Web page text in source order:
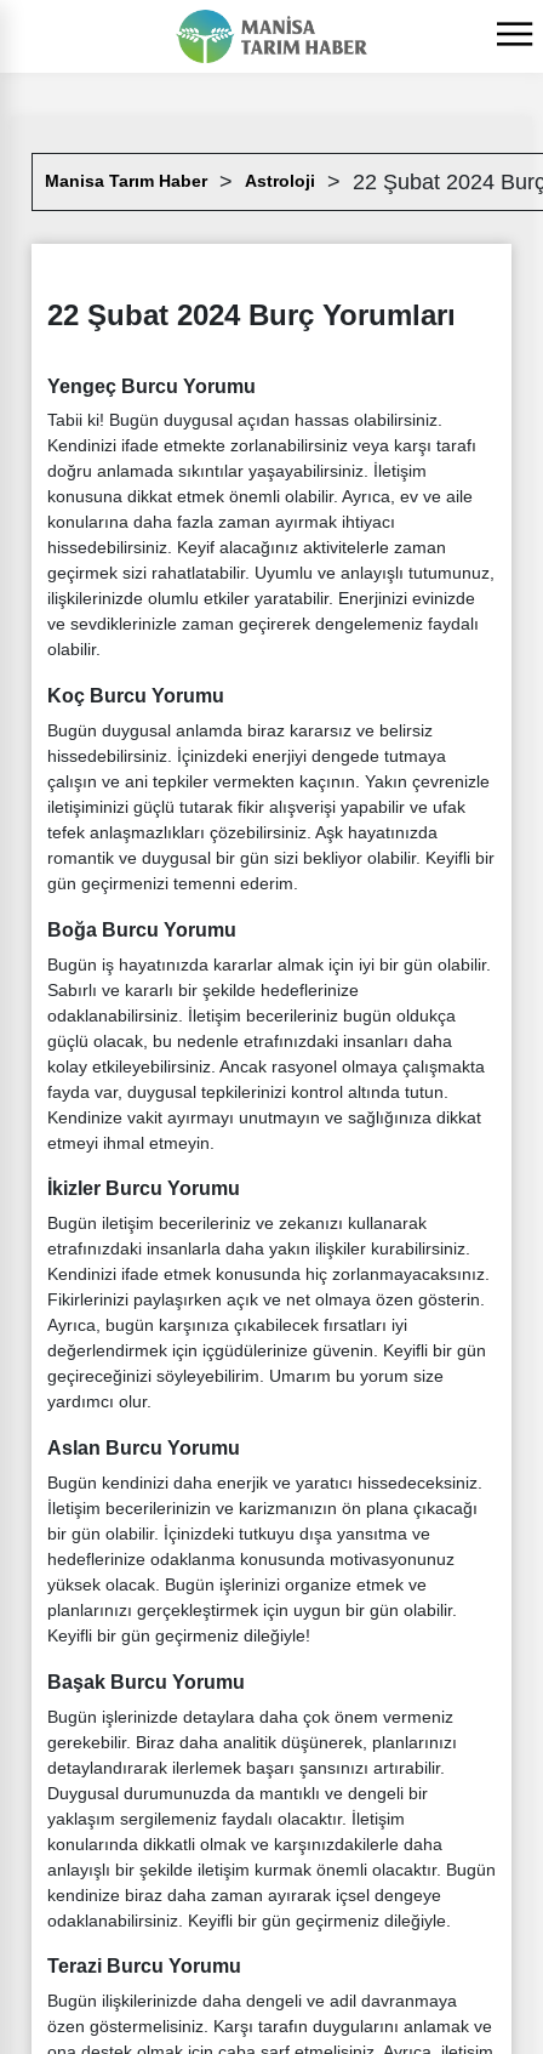
Manisa Tarım Haber Astroloji 22 Şubat 2024
22 Şubat 2024 Burç Yorumları
Yengeç Burcu Yorumu
Tabii ki! Bugün duygusal açıdan hassas olabilirsiniz.
Kendinizi ifade etmekte zorlanabilirsiniz veya karşı tarafı
doğru anlamada sıkıntılar yaşayabilirsiniz. İletişim
konusuna dikkat etmek önemli olabilir. Ayrıca, ev ve aile
konularına daha fazla zaman ayırmak ihtiyacı
hissedebilirsiniz. Keyif alacağınız aktivitelerle zaman
geçirmek sizi rahatlatabilir. Uyumlu ve anlayışlı tutumunuz,
ilişkilerinizde olumlu etkiler yaratabilir. Enerjinizi evinizde
ve sevdiklerinizle zaman geçirerek dengelemeniz faydalı
olabilir.
Koç Burcu Yorumu
Bugün duygusal anlamda biraz kararsız ve belirsiz
hissedebilirsiniz. İçinizdeki enerjiyi dengede tutmaya
çalışın ve ani tepkiler vermekten kaçının. Yakın çevrenizle
iletişiminizi güçlü tutarak fikir alışverişi yapabilir ve ufak
tefek anlaşmazlıkları çözebilirsiniz. Aşk hayatınızda
romantik ve duygusal bir gün sizi bekliyor olabilir. Keyifli bir
gün geçirmenizi temenni ederim.
Boğa Burcu Yorumu
Bugün iş hayatınızda kararlar almak için iyi bir gün olabilir.
Sabırlı ve kararlı bir şekilde hedeflerinize
odaklanabilirsiniz. İletişim becerileriniz bugün oldukça
güçlü olacak, bu nedenle etrafınızdaki insanları daha
kolay etkileyebilirsiniz. Ancak rasyonel olmaya çalışmakta
fayda var, duygusal tepkilerinizi kontrol altında tutun.
Kendinize vakit ayırmayı unutmayın ve sağlığınıza dikkat
etmeyi ihmal etmeyin.
İkizler Burcu Yorumu
Bugün iletişim becerileriniz ve zekanızı kullanarak
etrafınızdaki insanlarla daha yakın ilişkiler kurabilirsiniz.
Kendinizi ifade etmek konusunda hiç zorlanmayacaksınız.
Fikirlerinizi paylaşırken açık ve net olmaya özen gösterin.
Ayrıca, bugün karşınıza çıkabilecek fırsatları iyi
değerlendirmek için içgüdülerinize güvenin. Keyifli bir gün
geçireceğinizi söyleyebilirim. Umarım bu yorum size
yardımcı olur.
Aslan Burcu Yorumu
Bugün kendinizi daha enerjik ve yaratıcı hissedeceksiniz.
İletişim becerilerinizin ve karizmanızın ön plana çıkacağı
bir gün olabilir. İçinizdeki tutkuyu dışa yansıtma ve
hedeflerinize odaklanma konusunda motivasyonunuz
yüksek olacak. Bugün işlerinizi organize etmek ve
planlarınızı gerçekleştirmek için uygun bir gün olabilir.
Keyifli bir gün geçirmeniz dileğiyle!
Başak Burcu Yorumu
Bugün işlerinizde detaylara daha çok önem vermeniz
gerekebilir. Biraz daha analitik düşünerek, planlarınızı
detaylandırarak ilerlemek başarı şansınızı artırabilir.
Duygusal durumunuzda da mantıklı ve dengeli bir
yaklaşım sergilemeniz faydalı olacaktır. İletişim
konularında dikkatli olmak ve karşınızdakilerle daha
anlayışlı bir şekilde iletişim kurmak önemli olacaktır. Bugün
kendinize biraz daha zaman ayırarak içsel dengeye
odaklanabilirsiniz. Keyifli bir gün geçirmeniz dileğiyle.
Terazi Burcu Yorumu
Bugün ilişkilerinizde daha dengeli ve adil davranmaya
özen göstermelisiniz. Karşı tarafın duygularını anlamak ve